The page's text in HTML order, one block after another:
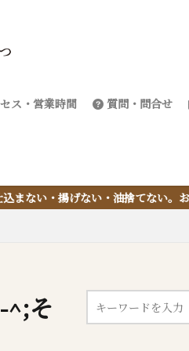
ス・営業時間 質問・問合せ
油捨てない。おうちで『とんかつ
^;そ